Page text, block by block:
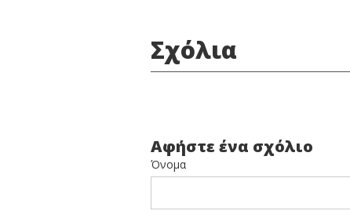
Σχόλια
Αφήστε ένα σχόλιο
Όνομα